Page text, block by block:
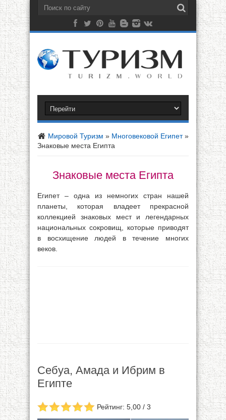
Мировой Туризм » Многовековой Египет »
Знаковые места Египта
Знаковые места Египта
Египет – одна из немногих стран нашей
планеты, которая владеет прекрасной
коллекцией знаковых мест и легендарных
национальных сокровищ, которые приводят
в восхищение людей в течение многих
веков.
Себуа, Амада и Ибрим в
Египте
Рейтинг: 5,00 / 3